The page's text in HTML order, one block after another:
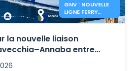
GNV : NOUVELLE
LIGNE FERRY
CIVITAVECCHIA
la nouvelle liaison
entre